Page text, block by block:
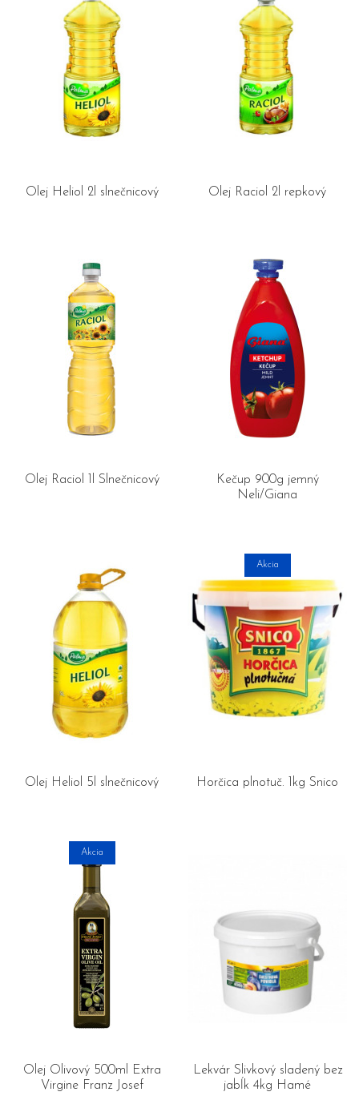
Olej Heliol 2l slnečnicový Olej Raciol 2l repkový
Olej Raciol 1l Slnečnicový
Kečup 900g jemný
Neli/Giana
Olej Heliol 5l slnečnicový
Akcia
Horčica plnotuč. 1kg Snico
Akcia
Olej Olivový 500ml Extra
Virgine Franz Josef
Lekvár Slivkový sladený bez
jabĺk 4kg Hamé